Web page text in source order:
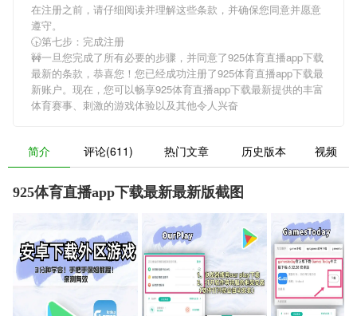
在注册之前，请仔细阅读并理解这些条款，并确保您同意并愿意
遵守。
🕟第七步：完成注册
🚧一旦您完成了所有必要的步骤，并同意了925体育直播app下载
最新的条款，恭喜您！您已经成功注册了925体育直播app下载最
新账户。现在，您可以畅享925体育直播app下载最新提供的丰富
体育赛事、刺激的游戏体验以及其他令人兴奋
简介 评论(611) 热门文章 历史版本 视频
925体育直播app下载最新最新版截图